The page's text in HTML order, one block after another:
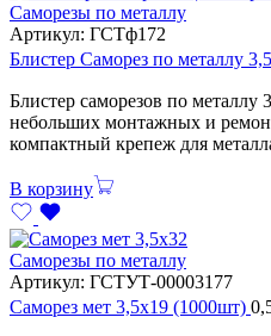
Саморезы по металлу
Артикул: ГСТф172
Блистер Саморез по металлу
Блистер саморезов по
небольших монтажных и
компактный крепеж для
В корзину
Саморезы по металлу
Артикул: ГСТУТ-00003177
Саморез мет 3,5х19 (1000шт)